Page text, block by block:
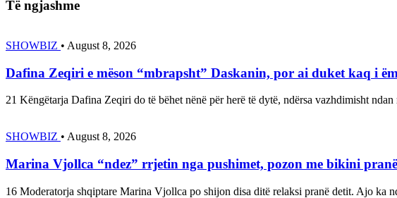
Të ngjashme
SHOWBIZ • August 8, 2026
Dafina Zeqiri e mëson “mbrapsht” Daskanin, por ai duket kaq i
21 Këngëtarja Dafina Zeqiri do të bëhet nënë për herë të dytë, ndërsa vazhdimisht
SHOWBIZ • August 8, 2026
Marina Vjollca “ndez” rrjetin nga pushimet, pozon me bikini
16 Moderatorja shqiptare Marina Vjollca po shijon disa ditë relaksi pranë detit. Ajo ka